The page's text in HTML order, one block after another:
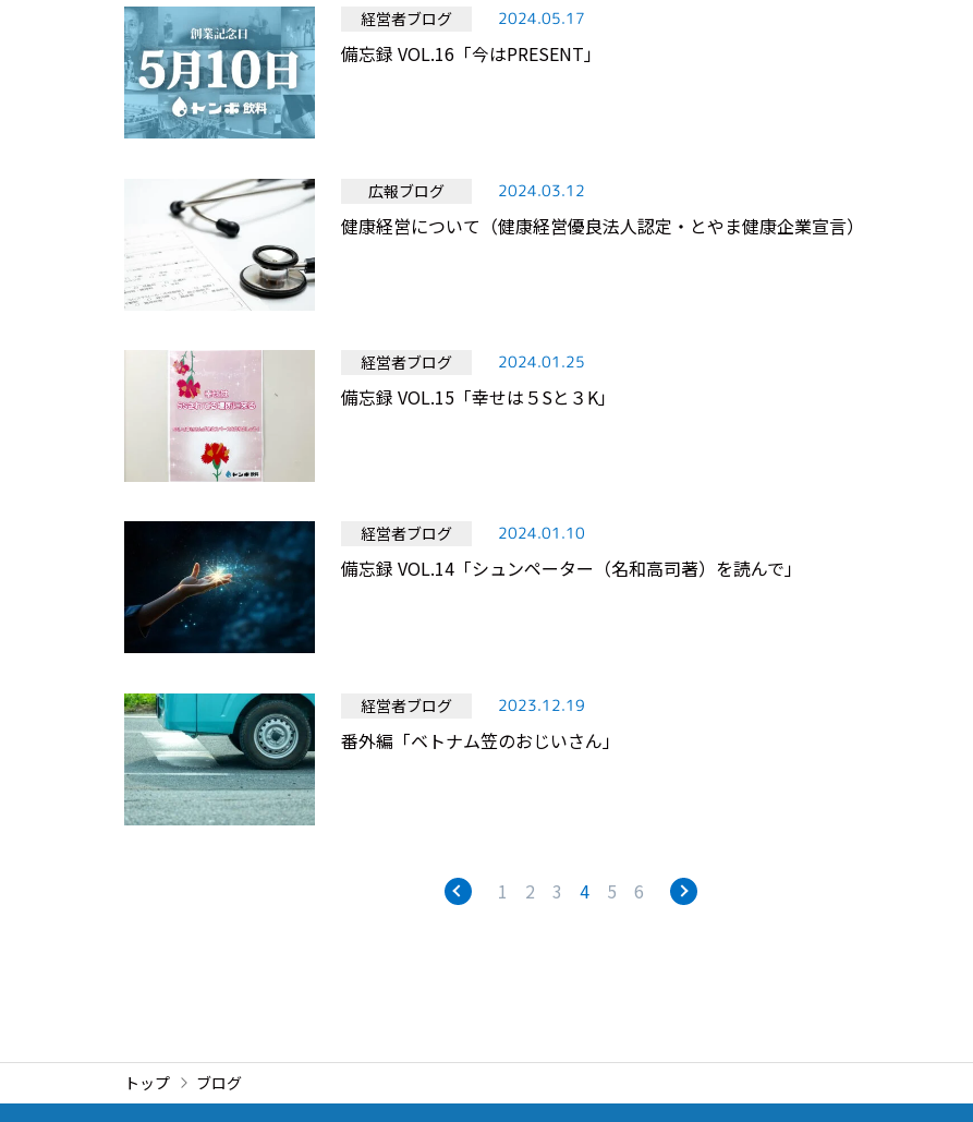
経営者ブログ 2024.05.17
備忘録 VOL.16「今はPRESENT」
広報ブログ 2024.03.12
健康経営について（健康経営優良法人認定・とやま健康企業宣言）
経営者ブログ 2024.01.25
備忘録 VOL.15「幸せは５Sと３K」
経営者ブログ 2024.01.10
備忘録 VOL.14「シュンペーター（名和高司著）を読んで」
経営者ブログ 2023.12.19
番外編「ベトナム笠のおじいさん」
1 2 3 4 5 6
トップ ブログ